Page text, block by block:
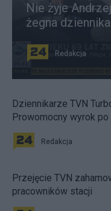
Nie żyje
żegna
Redakcja
Dziennikarze TVN
Prowomocny wyrok
Redakcja
Przejęcie TVN
pracowników stacji